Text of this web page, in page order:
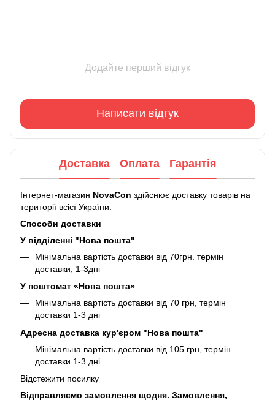
Додайте перший відгук
Написати відгук
Доставка Оплата Гарантія
Інтернет-магазин NovaCon здійснює доставку товарів на
території всієї України.
Способи доставки
У відділенні "Нова пошта"
Мінімальна вартість доставки від 70грн. термін
доставки, 1-3дні
У поштомат «Нова пошта»
Мінімальна вартість доставки від 70 грн, термін
доставки 1-3 дні
Адресна доставка кур'єром "Нова пошта"
Мінімальна вартість доставки від 105 грн, термін
доставки 1-3 дні
Відстежити посилку
Відправляємо замовлення щодня. Замовлення,